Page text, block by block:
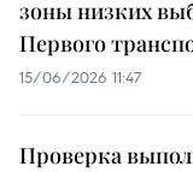
зоны низких
Первого
15/06/2026 11:47
Проверка